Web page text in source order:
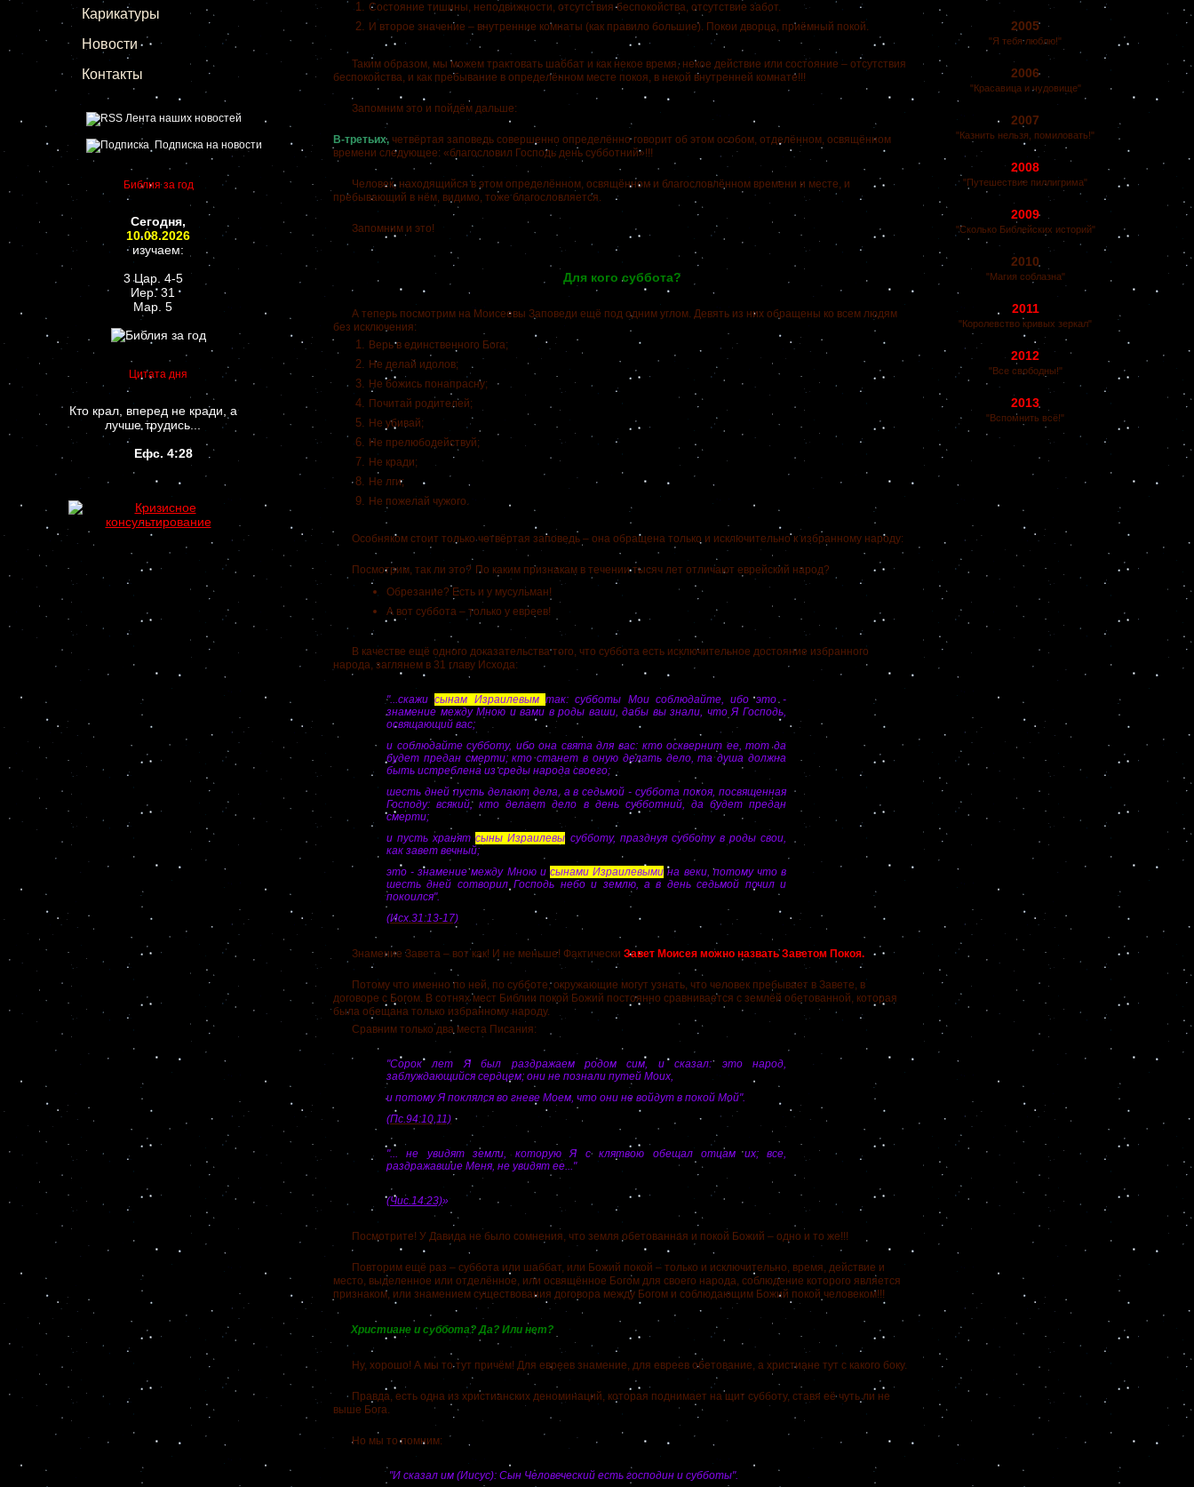
Карикатуры
Новости
Контакты
Лента наших новостей
Подписка на новости
Библия за год
Сегодня,
10.08.2026
изучаем:
3 Цар. 4-5
Иер. 31
Мар. 5
Цитата дня
Кто крал, вперед не кради, а
лучше трудись...
Ефс. 4:28
Состояние тишины, неподвижности, отсутствия беспокойства, отсутствие забот.
И второе значение – внутренние комнаты (как правило большие). Покои дворца, приёмный покой.
Таким образом, мы можем трактовать шаббат и как некое время, некое действие или состояние – отсутствия
беспокойства, и как пребывание в определённом месте покоя, в некой внутренней комнате!!!
Запомним это и пойдём дальше:
В-третьих, четвёртая заповедь совершенно определённо говорит об этом особом, отделённом, освящённом
времени следующее: «благословил Господь день субботний»!!!
Человек, находящийся в этом определённом, освящённом и благословлённом времени и месте, и
пребывающий в нём, видимо, тоже благословляется.
Запомним и это!
Для кого суббота?
А теперь посмотрим на Моисеевы Заповеди ещё под одним углом. Девять из них обращены ко всем людям
без исключения:
Верь в единственного Бога;
Не делай идолов;
Не божись понапрасну;
Почитай родителей;
Не убивай;
Не прелюбодействуй;
Не кради;
Не лги;
Не пожелай чужого.
Особняком стоит только четвёртая заповедь – она обращена только и исключительно к избранному народу:
Посмотрим, так ли это? По каким признакам в течении тысяч лет отличают еврейский народ?
Обрезание? Есть и у мусульман!
А вот суббота – только у евреев!
В качестве ещё одного доказательства того, что суббота есть исключительное достояние избранного
народа, заглянем в 31 главу Исхода:
"...скажисынам Израилевымтак: субботы Мои соблюдайте, ибо это -
знамение между Мною и вами в роды ваши, дабы вы знали, что Я Господь,
освящающий вас;
и соблюдайте субботу, ибо она свята для вас: кто осквернит ее, тот да
будет предан смерти; кто станет в оную делать дело, та душа должна
быть истреблена из среды народа своего;
шесть дней пусть делают дела, а в седьмой - суббота покоя, посвященная
Господу: всякий, кто делает дело в день субботний, да будет предан
смерти;
и пусть хранятсыны Израилевы субботу, празднуя субботу в роды свои,
как завет вечный;
это - знамение между Мною и сынами Израилевыми на веки, потому что в
шесть дней сотворил Господь небо и землю, а в день седьмой почил и
покоился".
(Исх.31:13-17)
Знамение Завета – вот как! И не меньше! Фактически Завет Моисея можно назвать Заветом Покоя.
Потому что именно по ней, по субботе, окружающие могут узнать, что человек пребывает в Завете, в
договоре с Богом. В сотнях мест Библии покой Божий постоянно сравнивается с землёй обетованной, которая
была обещана только избранному народу.
Сравним только два места Писания:
"Сорок лет Я был раздражаем родом сим, и сказал: это народ,
заблуждающийся сердцем; они не познали путей Моих,
и потому Я поклялся во гневе Моем, что они не войдут в покой Мой".
(Пс.94:10,11)
"... не увидят земли, которую Я с клятвою обещал отцам их; все,
раздражавшие Меня, не увидят ее..."
(Чис.14:23)»
Посмотрите! У Давида не было сомнения, что земля обетованная и покой Божий – одно и то же!!!
Повторим ещё раз – суббота или шаббат, или Божий покой – только и исключительно, время, действие и
место, выделенное или отделённое, или освящённое Богом для своего народа, соблюдение которого является
признаком, или знамением существования договора между Богом и соблюдающим Божий покой человеком!!!
Христиане и суббота? Да? Или нет?
Ну, хорошо! А мы то тут причём! Для евреев знамение, для евреев обетование, а христиане тут с какого боку.
Правда, есть одна из христианских деноминаций, которая поднимает на щит субботу, ставя её чуть ли не
выше Бога.
Но мы то помним:
"И сказал им (Иисус): Сын Человеческий есть господин и субботы".
2005
"Я тебя люблю!"
2006
"Красавица и чудовище"
2007
"Казнить нельзя, помиловать!"
2008
"Путешествие пиллигрима"
2009
"Сколько Библейских историй"
2010
"Магия соблазна"
2011
"Королевство кривых зеркал"
2012
"Все свободны!"
2013
"Вспомнить всё!"